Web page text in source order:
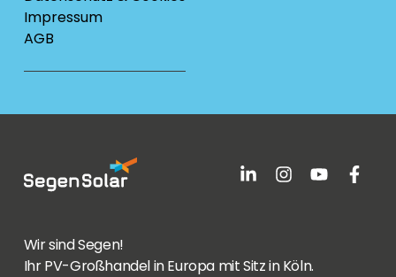
Impressum
AGB
Wir sind Segen!
Ihr PV-Großhandel in Europa mit Sitz in Köln.